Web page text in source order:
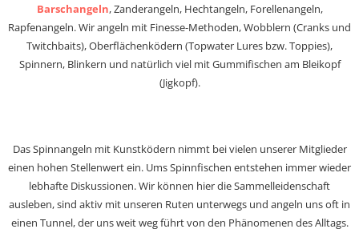
Barschangeln, Zanderangeln, Hechtangeln, Forellenangeln,
Rapfenangeln. Wir angeln mit Finesse-Methoden, Wobblern (Cranks und
Twitchbaits), Oberflächenködern (Topwater Lures bzw. Toppies),
Spinnern, Blinkern und natürlich viel mit Gummifischen am Bleikopf
(Jigkopf).
Das Spinnangeln mit Kunstködern nimmt bei vielen unserer Mitglieder
einen hohen Stellenwert ein. Ums Spinnfischen entstehen immer wieder
lebhafte Diskussionen. Wir können hier die Sammelleidenschaft
ausleben, sind aktiv mit unseren Ruten unterwegs und angeln uns oft in
einen Tunnel, der uns weit weg führt von den Phänomenen des Alltags.